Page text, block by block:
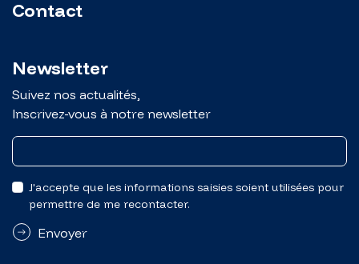
Contact
Newsletter
Suivez nos actualités,
Inscrivez-vous à notre newsletter
J'accepte que les informations saisies soient utilisées pour
permettre de me recontacter.
Envoyer